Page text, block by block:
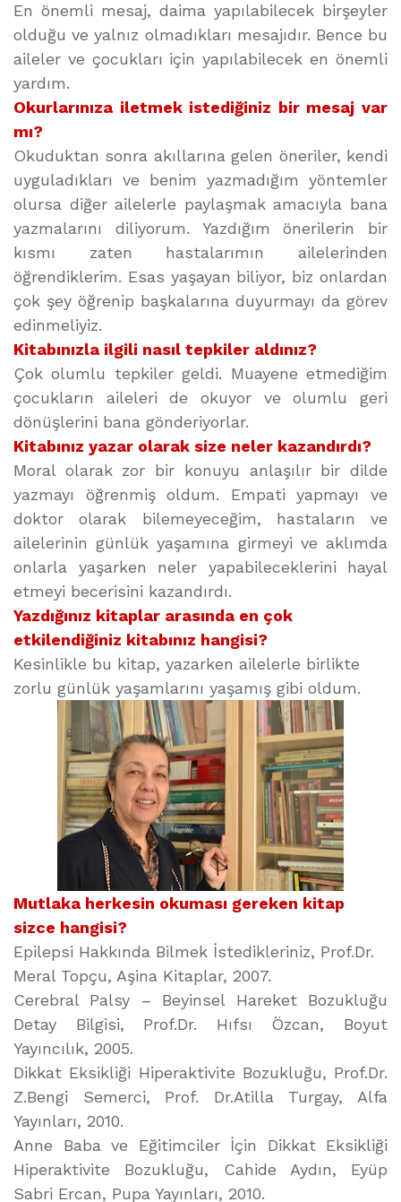
En önemli mesaj, daima yapılabilecek birşeyler
olduğu ve yalnız olmadıkları mesajıdır. Bence bu
aileler ve çocukları için yapılabilecek en önemli
yardım.
Okurlarınıza iletmek istediğiniz bir mesaj var
mı?
Okuduktan sonra akıllarına gelen öneriler, kendi
uyguladıkları ve benim yazmadığım yöntemler
olursa diğer ailelerle paylaşmak amacıyla bana
yazmalarını diliyorum. Yazdığım önerilerin bir
kısmı zaten hastalarımın ailelerinden
öğrendiklerim. Esas yaşayan biliyor, biz onlardan
çok şey öğrenip başkalarına duyurmayı da görev
edinmeliyiz.
Kitabınızla ilgili nasıl tepkiler aldınız?
Çok olumlu tepkiler geldi. Muayene etmediğim
çocukların aileleri de okuyor ve olumlu geri
dönüşlerini bana gönderiyorlar.
Kitabınız yazar olarak size neler kazandırdı?
Moral olarak zor bir konuyu anlaşılır bir dilde
yazmayı öğrenmiş oldum. Empati yapmayı ve
doktor olarak bilemeyeceğim, hastaların ve
ailelerinin günlük yaşamına girmeyi ve aklımda
onlarla yaşarken neler yapabileceklerini hayal
etmeyi becerisini kazandırdı.
Yazdığınız kitaplar arasında en çok
etkilendiğiniz kitabınız hangisi?
Kesinlikle bu kitap, yazarken ailelerle birlikte
zorlu günlük yaşamlarını yaşamış gibi oldum.
Mutlaka herkesin okuması gereken kitap
sizce hangisi?
Epilepsi Hakkında Bilmek İstedikleriniz, Prof.Dr.
Meral Topçu, Aşina Kitaplar, 2007.
Cerebral Palsy – Beyinsel Hareket Bozukluğu
Detay Bilgisi, Prof.Dr. Hıfsı Özcan, Boyut
Yayıncılık, 2005.
Dikkat Eksikliği Hiperaktivite Bozukluğu, Prof.Dr.
Z.Bengi Semerci, Prof. Dr.Atilla Turgay, Alfa
Yayınları, 2010.
Anne Baba ve Eğitimciler İçin Dikkat Eksikliği
Hiperaktivite Bozukluğu, Cahide Aydın, Eyüp
Sabri Ercan, Pupa Yayınları, 2010.